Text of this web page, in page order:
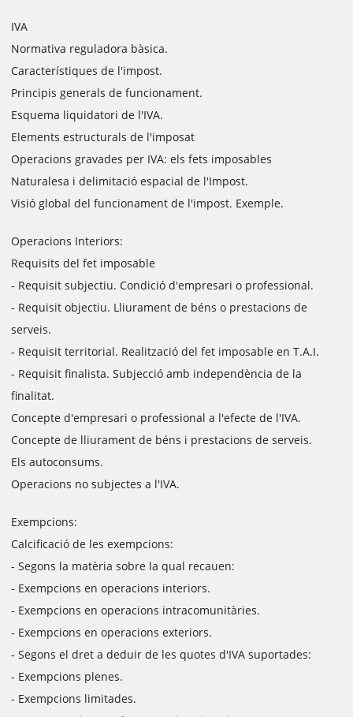
IVA
Normativa reguladora bàsica.
Característiques de l'impost.
Principis generals de funcionament.
Esquema liquidatori de l'IVA.
Elements estructurals de l'imposat
Operacions gravades per IVA: els fets imposables
Naturalesa i delimitació espacial de l'Impost.
Visió global del funcionament de l'impost. Exemple.
Operacions Interiors:
Requisits del fet imposable
- Requisit subjectiu. Condició d'empresari o professional.
- Requisit objectiu. Lliurament de béns o prestacions de
serveis.
- Requisit territorial. Realització del fet imposable en T.A.I.
- Requisit finalista. Subjecció amb independència de la
finalitat.
Concepte d'empresari o professional a l'efecte de l'IVA.
Concepte de lliurament de béns i prestacions de serveis.
Els autoconsums.
Operacions no subjectes a l'IVA.
Exempcions:
Calcificació de les exempcions:
- Segons la matèria sobre la qual recauen:
- Exempcions en operacions interiors.
- Exempcions en operacions intracomunitàries.
- Exempcions en operacions exteriors.
- Segons el dret a deduir de les quotes d'IVA suportades:
- Exempcions plenes.
- Exempcions limitades.